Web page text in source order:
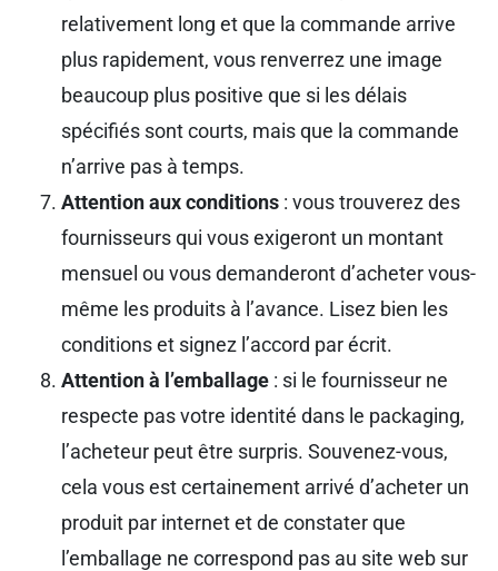
relativement long et que la commande arrive
plus rapidement, vous renverrez une image
beaucoup plus positive que si les délais
spécifiés sont courts, mais que la commande
n’arrive pas à temps.
Attention aux conditions : vous trouverez des
fournisseurs qui vous exigeront un montant
mensuel ou vous demanderont d’acheter vous-
même les produits à l’avance. Lisez bien les
conditions et signez l’accord par écrit.
Attention à l’emballage : si le fournisseur ne
respecte pas votre identité dans le packaging,
l’acheteur peut être surpris. Souvenez-vous,
cela vous est certainement arrivé d’acheter un
produit par internet et de constater que
l’emballage ne correspond pas au site web sur